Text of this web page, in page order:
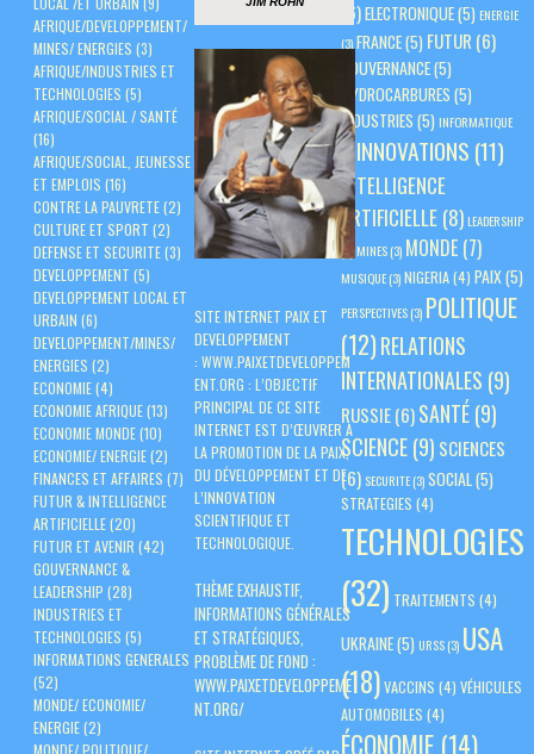
AFRIQUE/DEVELOPPEMENT/
MINES/ ENERGIES (3)
AFRIQUE/INDUSTRIES ET
TECHNOLOGIES (5)
AFRIQUE/SOCIAL / SANTÉ
(16)
AFRIQUE/SOCIAL, JEUNESSE
ET EMPLOIS (16)
CONTRE LA PAUVRETE(2)
CULTURE ET SPORT (2)
DEFENSE ET SECURITE(3)
DEVELOPPEMENT (5)
DEVELOPPEMENT LOCAL ET
URBAIN (6)
DEVELOPPEMENT/MINES/
ENERGIES (2)
ECONOMIE(4)
ECONOMIE AFRIQUE(13)
ECONOMIE MONDE(10)
ECONOMIE/ ENERGIE(2)
FINANCES ET AFFAIRES (7)
FUTUR & INTELLIGENCE
ARTIFICIELLE(20)
FUTUR ET AVENIR (42)
GOUVERNANCE &
LEADERSHIP (28)
INDUSTRIES ET
TECHNOLOGIES (5)
INFORMATIONS GENERALES
(52)
MONDE/ ECONOMIE/
ENERGIE(2)
(6)ELECTRONIQUE(5)ENERGIE
(3)FRANCE(5)FUTUR (6)
GOUVERNANCE(5)
HYDROCARBURES(5)
INDUSTRIES(5)INFORMATIQUE
(3) INNOVATIONS (11)
INTELLIGENCE
ARTIFICIELLE (8)LEADERSHIP
(3)MINES(3) MONDE (7)
MUSIQUE(3)NIGERIA(4) PAIX(5)
PERSPECTIVES(3) POLITIQUE
(12)RELATIONS
INTERNATIONALES (9)
RUSSIE(6)SANTÉ(9)
SCIENCE(9) SCIENCES
(6) SECURITE(3)SOCIAL(5)
STRATEGIES (4)
TECHNOLOGIES
(32) TRAITEMENTS (4)
UKRAINE(5)URSS(3) USA
(18)VACCINS (4) VÉHICULES
AUTOMOBILES (4)
ÉCONOMIE (14)
SITE INTERNET PAIX ET
DEVELOPPEMENT
:WWW.PAIXETDEVELOPPEM
ENT.ORG : L’OBJECTIF
PRINCIPAL DE CE SITE
INTERNET EST D’ŒUVRER À
LA PROMOTION DE LA PAIX,
DU DÉVELOPPEMENT ET DE
L’INNOVATION
SCIENTIFIQUE ET
TECHNOLOGIQUE.
THÈME EXHAUSTIF,
INFORMATIONS GÉNÉRALES
ET STRATÉGIQUES,
PROBLÈME DE FOND :
WWW.PAIXETDEVELOPPEME
NT.ORG/